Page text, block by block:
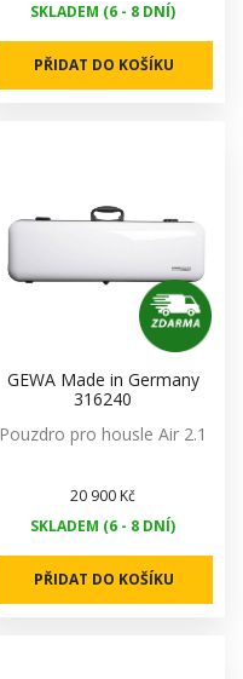
SKLADEM (6 - 8 DNÍ)
PŘIDAT DO KOŠÍKU
GEWA Made in Germany
316240
Pouzdro pro housle Air 2.1
20 900 Kč
SKLADEM (6 - 8 DNÍ)
PŘIDAT DO KOŠÍKU